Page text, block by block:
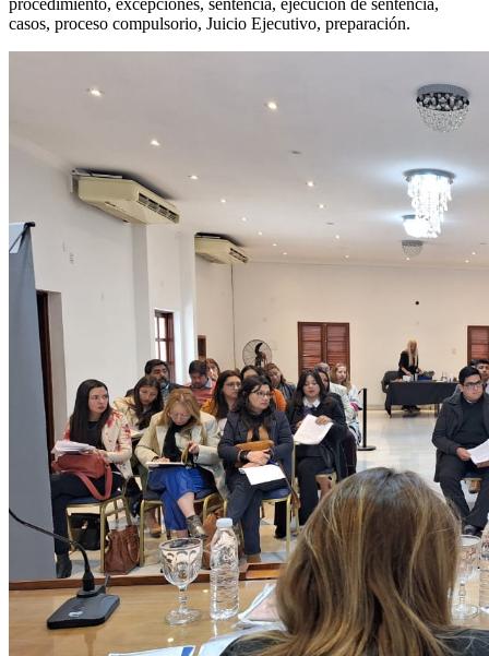
casos, proceso compulsorio, Juicio Ejecutivo, preparación.